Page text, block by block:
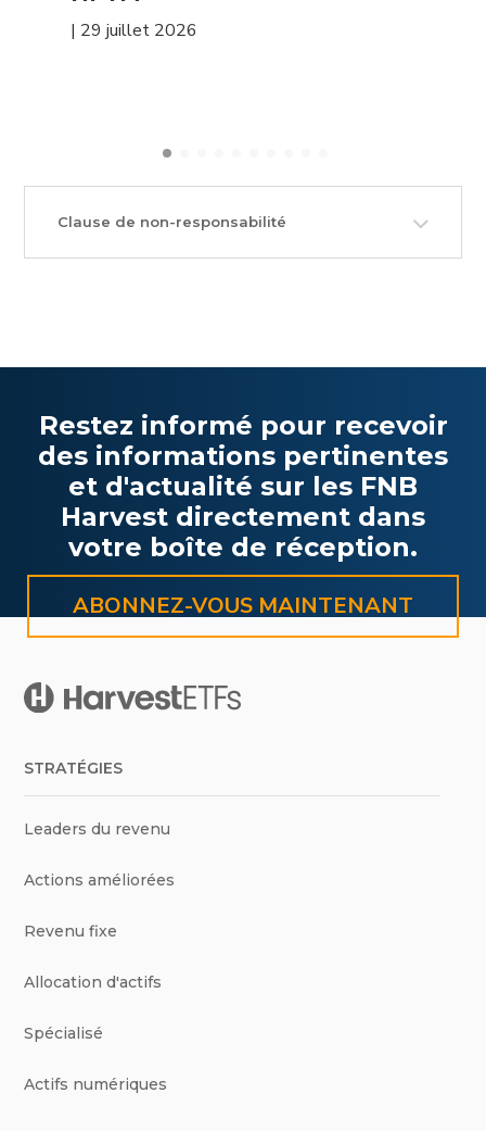
| 29 juillet 2026
Clause de non-responsabilité
Restez informé pour recevoir
des informations pertinentes
et d'actualité sur les FNB
Harvest directement dans
votre boîte de réception.
ABONNEZ-VOUS MAINTENANT
STRATÉGIES
Leaders du revenu
Actions améliorées
Revenu fixe
Allocation d'actifs
Spécialisé
Actifs numériques